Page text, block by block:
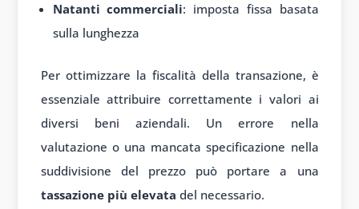
Natanti commerciali: imposta fissa basata
sulla lunghezza
Per ottimizzare la fiscalità della transazione, è
essenziale attribuire correttamente i valori ai
diversi beni aziendali. Un errore nella
valutazione o una mancata specificazione nella
suddivisione del prezzo può portare a una
tassazione più elevata del necessario.